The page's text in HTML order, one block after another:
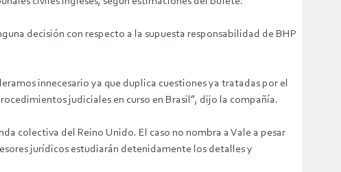
decisión con respecto a la supuesta responsabilidad de BHP
innecesario ya que duplica cuestiones ya tratadas por el
judiciales en curso en Brasil”, dijo la compañía.
colectiva del Reino Unido. El caso no nombra a Vale a pesar
jurídicos estudiarán detenidamente los detalles y